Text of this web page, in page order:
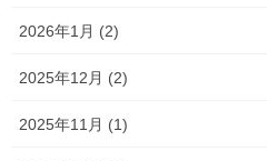
2026年1月 (2)
2025年12月 (2)
2025年11月 (1)